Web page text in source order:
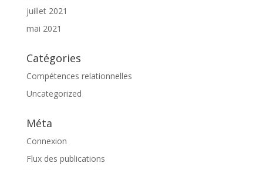
juillet 2021
mai 2021
Catégories
Compétences relationnelles
Uncategorized
Méta
Connexion
Flux des publications